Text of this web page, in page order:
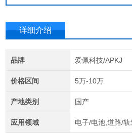
详细介绍
品牌 爱佩科技/APKJ
价格区间 5万-10万
产地类别 国产
应用领域 电子/电池,道路/